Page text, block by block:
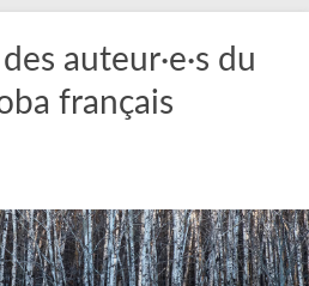
auteur·e·s du
français